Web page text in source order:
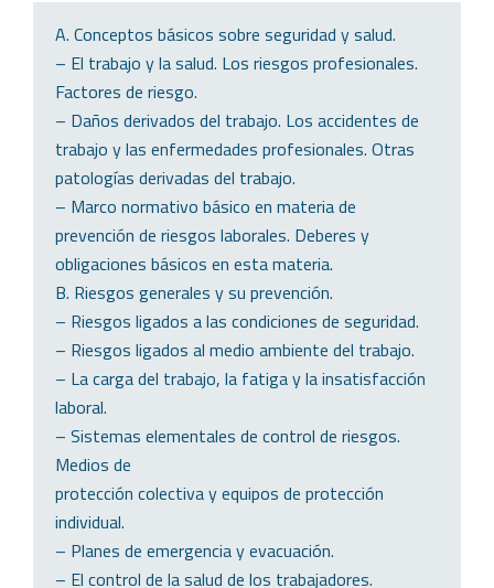
A. Conceptos básicos sobre seguridad y salud.
– El trabajo y la salud. Los riesgos profesionales.
Factores de riesgo.
– Daños derivados del trabajo. Los accidentes de
trabajo y las enfermedades profesionales. Otras
patologías derivadas del trabajo.
– Marco normativo básico en materia de
prevención de riesgos laborales. Deberes y
obligaciones básicos en esta materia.
B. Riesgos generales y su prevención.
– Riesgos ligados a las condiciones de seguridad.
– Riesgos ligados al medio ambiente del trabajo.
– La carga del trabajo, la fatiga y la insatisfacción
laboral.
– Sistemas elementales de control de riesgos.
Medios de
protección colectiva y equipos de protección
individual.
– Planes de emergencia y evacuación.
– El control de la salud de los trabajadores.